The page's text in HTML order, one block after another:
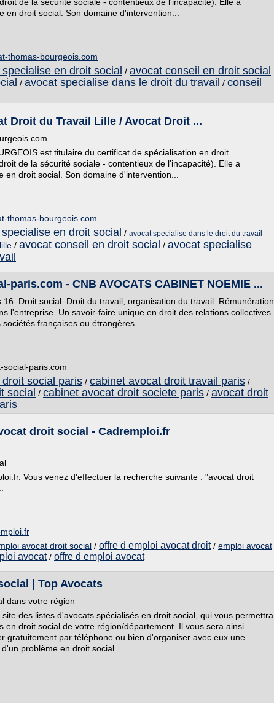
en droit social. Son domaine d'intervention...
thomas-bourgeois.com
en droit social / avocat conseil en droit social
/ avocat specialise dans le droit du travail / conseil
Droit du Travail Lille / Avocat Droit ...
est titulaire du certificat de spécialisation en droit
de la sécurité sociale - contentieux de l'incapacité). Elle a
en droit social. Son domaine d'intervention...
thomas-bourgeois.com
en droit social / avocat specialise dans le droit du travail
/ avocat conseil en droit social / avocat specialise
paris.com - CNB AVOCATS CABINET NOEMIE ...
16. Droit social. Droit du travail, organisation du travail. Rémunération
l'entreprise. Un savoir-faire unique en droit des relations collectives
françaises ou étrangères...
social-paris.com
social paris / cabinet avocat droit travail paris /
social / cabinet avocat droit societe paris / avocat droit
droit social - Cadremploi.fr
Vous venez d'effectuer la recherche suivante : "avocat droit
avocat droit social / offre d emploi avocat droit/ emploi avocat
avocat/ offre d emploi avocat
| Top Avocats
dans votre région
des listes d'avocats spécialisés en droit social, qui vous permettra
en droit social de votre région/département. Il vous sera ainsi
gratuitement par téléphone ou bien d'organiser avec eux une
problème en droit social.